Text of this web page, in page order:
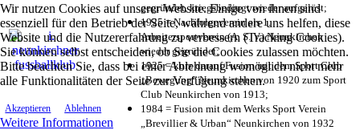
Wir nutzen Cookies auf unserer Website. Einige von ihnen sind
essenziell für den Betrieb der Seite, während andere uns helfen, diese
Website und die Nutzererfahrung zu verbessern (Tracking Cookies).
Sie können selbst entscheiden, ob Sie die Cookies zulassen möchten.
Bitte beachten Sie, dass bei einer Ablehnung womöglich nicht mehr
alle Funktionalitäten der Seite zur Verfügung stehen.
Akzeptieren Ablehnen
Weitere Informationen
gegründet, kriegsbedingt wieder aufgelöst;
1925 = Nachfolgeverein als 1.
Arbeitersportverein (A. S. V.) Neunkirchen
wieder gegründet;
1925 = kurz darauf Fusion mit dem Sport Club
„Bewegung“ Neunkirchen von 1920 zum Sport
Club Neunkirchen von 1913;
1984 = Fusion mit dem Werks Sport Verein
„Brevillier & Urban“ Neunkirchen von 1932